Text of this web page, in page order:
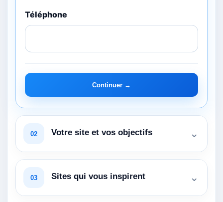
Téléphone
Continuer →
02 Votre site et vos objectifs ⌄
03 Sites qui vous inspirent ⌄